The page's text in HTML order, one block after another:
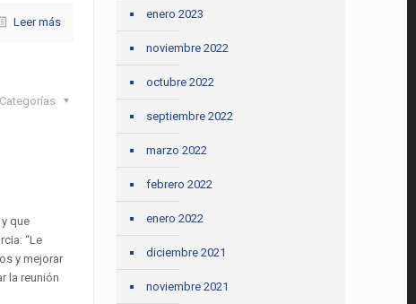
Leer más
Categorías
que
“Le
y mejorar
la reunión
enero 2023
noviembre 2022
octubre 2022
septiembre 2022
marzo 2022
febrero 2022
enero 2022
diciembre 2021
noviembre 2021